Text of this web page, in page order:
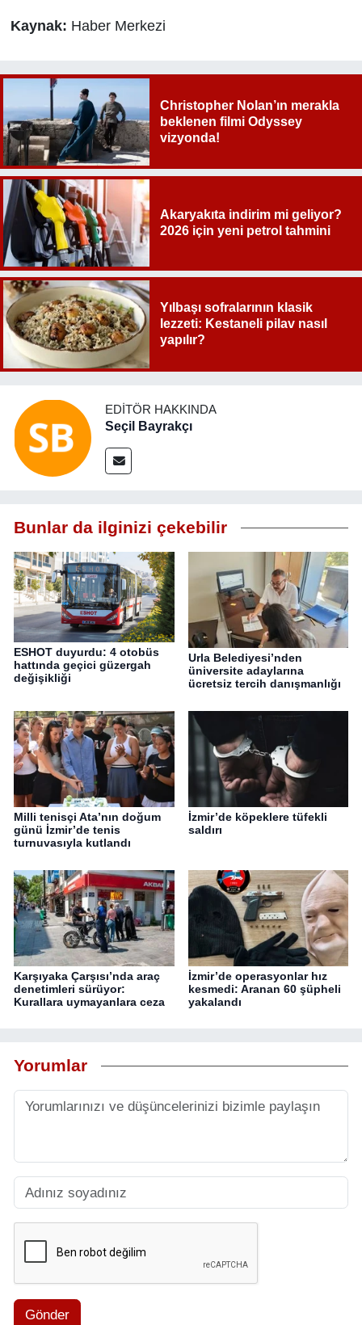
Kaynak: Haber Merkezi
Christopher Nolan’ın merakla
beklenen filmi Odyssey
vizyonda!
Akaryakıta indirim mi geliyor?
2026 için yeni petrol tahmini
Yılbaşı sofralarının klasik
lezzeti: Kestaneli pilav nasıl
yapılır?
EDITÖR HAKKINDA
Seçil Bayrakçı
Bunlar da ilginizi çekebilir
ESHOT duyurdu: 4 otobüs
hattında geçici güzergah
değişikliği
Urla Belediyesi’nden
üniversite adaylarına
ücretsiz tercih danışmanlığı
Milli tenisçi Ata’nın doğum
günü İzmir’de tenis
turnuvasıyla kutlandı
İzmir’de köpeklere tüfekli
saldırı
Karşıyaka Çarşısı’nda araç
denetimleri sürüyor:
Kurallara uymayanlara ceza
İzmir’de operasyonlar hız
kesmedi: Aranan 60 şüpheli
yakalandı
Yorumlar
Gönder